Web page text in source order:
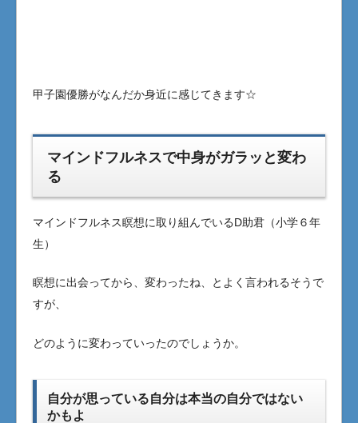
甲子園優勝がなんだか身近に感じてきます☆
マインドフルネスで中身がガラッと変わ
る
マインドフルネス瞑想に取り組んでいるD助君（小学６年
生）
瞑想に出会ってから、変わったね、とよく言われるそうで
すが、
どのように変わっていったのでしょうか。
自分が思っている自分は本当の自分ではない
かもよ